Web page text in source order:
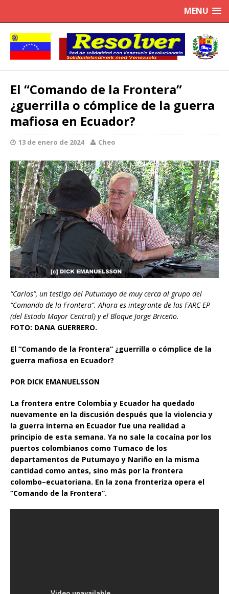
MENU
El “Comando de la Frontera”
¿guerrilla o cómplice de la guerra
mafiosa en Ecuador?
13 de enero de 2024 Cheo
“Carlos”, un testigo del Putumayo de muy cerca al grupo del
“Comando de la Frontera”. Ahora es integrante de las FARC-EP
(del Estado Mayor Central) y el Bloque Jorge Briceño.
FOTO: DANA GUERRERO.
El “Comando de la Frontera” ¿guerrilla o cómplice de la
guerra mafiosa en Ecuador?
POR DICK EMANUELSSON
La frontera entre Colombia y Ecuador ha quedado
nuevamente en la discusión después que la violencia y
la guerra interna en Ecuador fue una realidad a
principio de esta semana. Ya no sale la cocaína por los
puertos colombianos como Tumaco de los
departamentos de Putumayo y Nariño en la misma
cantidad como antes, sino más por la frontera
colombo–ecuatoriana. En la zona fronteriza opera el
“Comando de la Frontera”.